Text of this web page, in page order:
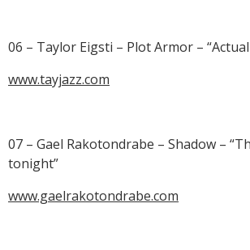
06 – Taylor Eigsti – Plot Armor –
www.tayjazz.com
07 – Gael Rakotondrabe – Shadow –
tonight”
www.gaelrakotondrabe.com